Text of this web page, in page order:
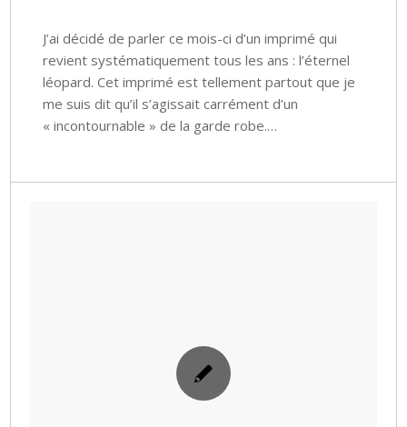
J’ai décidé de parler ce mois-ci d’un imprimé qui
revient systématiquement tous les ans : l’éternel
léopard. Cet imprimé est tellement partout que je
me suis dit qu’il s’agissait carrément d’un
« incontournable » de la garde robe.…